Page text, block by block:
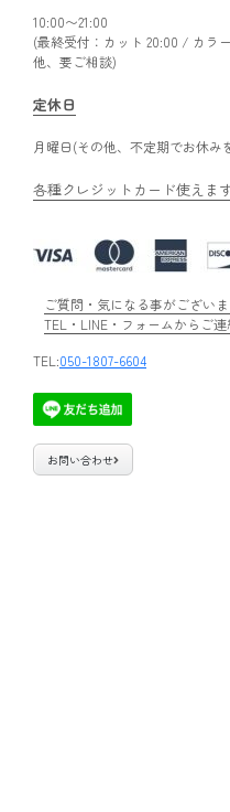
10:00〜21:00
(最終受付：カット 20:00 / カラ
他、要ご相談)
定休日
月曜日(その他、不定期でお休み
各種クレジットカード使えます
ご質問・気になる事がござい
TEL・LINE・フォームからご連
TEL:050-1807-6604
お問い合わせ